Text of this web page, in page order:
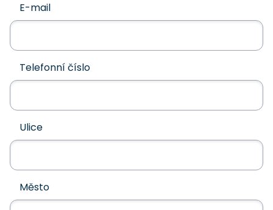
E-mail
Telefonní číslo
Ulice
Město